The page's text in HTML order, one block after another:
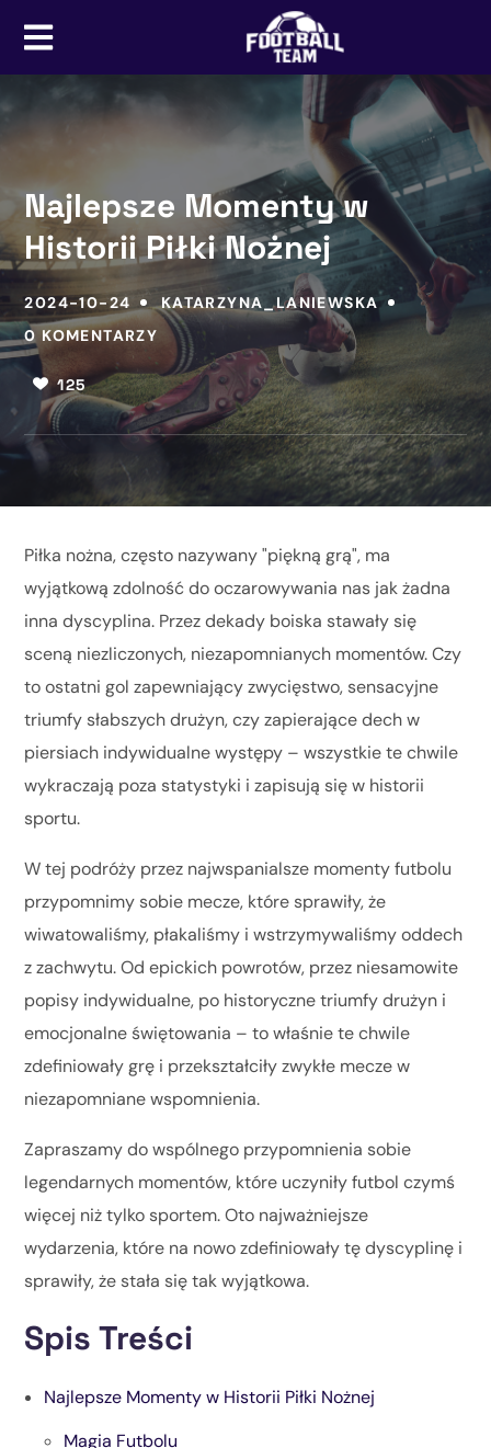
Najlepsze Momenty w
Historii Piłki Nożnej
2024-10-24
KATARZYNA_LANIEWSKA
0 KOMENTARZY
125
Piłka nożna, często nazywany "piękną grą", ma
wyjątkową zdolność do oczarowywania nas jak żadna
inna dyscyplina. Przez dekady boiska stawały się
sceną niezliczonych, niezapomnianych momentów. Czy
to ostatni gol zapewniający zwycięstwo, sensacyjne
triumfy słabszych drużyn, czy zapierające dech w
piersiach indywidualne występy – wszystkie te chwile
wykraczają poza statystyki i zapisują się w historii
sportu.
W tej podróży przez najwspanialsze momenty futbolu
przypomnimy sobie mecze, które sprawiły, że
wiwatowaliśmy, płakaliśmy i wstrzymywaliśmy oddech
z zachwytu. Od epickich powrotów, przez niesamowite
popisy indywidualne, po historyczne triumfy drużyn i
emocjonalne świętowania – to właśnie te chwile
zdefiniowały grę i przekształciły zwykłe mecze w
niezapomniane wspomnienia.
Zapraszamy do wspólnego przypomnienia sobie
legendarnych momentów, które uczyniły futbol czymś
więcej niż tylko sportem. Oto najważniejsze
wydarzenia, które na nowo zdefiniowały tę dyscyplinę i
sprawiły, że stała się tak wyjątkowa.
Spis Treści
Najlepsze Momenty w Historii Piłki Nożnej
Magia Futbolu